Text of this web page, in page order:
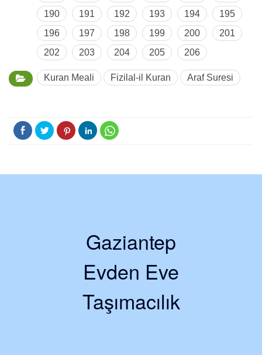
190
191 192 193 194
195
196
197 198 199 200
201
202
203 204 205 206
Kuran Meali Fizilal-il Kuran Araf Suresi
Gaziantep
Evden Eve
Taşımacılık